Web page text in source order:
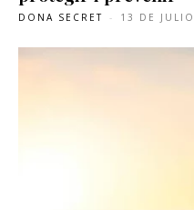
DONA SECRET - 13 DE